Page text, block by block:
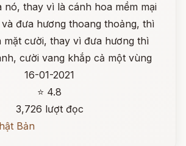
nó, thay vì là cánh hoa mềm mại
đưa hương thoang thoảng, thì
mặt cười, thay vì đưa hương thì
cười vang khắp cả một vùng
16-01-2021
⭐ 4.8
3,726 lượt đọc
Bản